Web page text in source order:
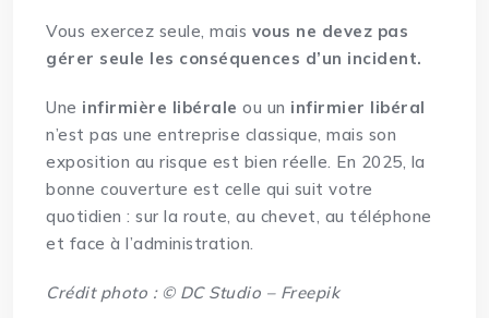
Vous exercez seule, mais vous ne devez pas
gérer seule les conséquences d’un incident.
Une infirmière libérale ou un infirmier libéral
n’est pas une entreprise classique, mais son
exposition au risque est bien réelle. En 2025, la
bonne couverture est celle qui suit votre
quotidien : sur la route, au chevet, au téléphone
et face à l’administration.
Crédit photo : © DC Studio – Freepik